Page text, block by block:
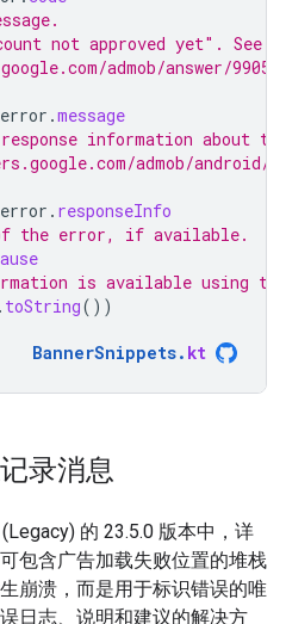
not approved yet". See
admob/answer/
error .message
information about
admob/android/
error . responseInfo
the error, if available.
is available using
. toString())
BannerSnippets. kt
录消息
的 23.5.0 版本中，详
包含广告加载失败位置的堆栈
崩溃，而是用于标识错误的唯
日志、说明和建议的解决方